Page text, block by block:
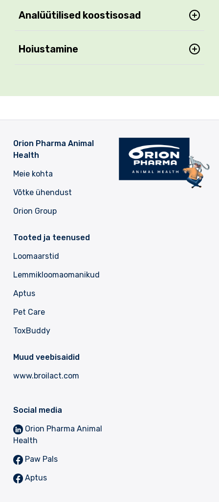
Analüütilised koostisosad
Hoiustamine
Orion Pharma Animal
Health
Meie kohta
Võtke ühendust
Orion Group
Tooted ja teenused
Loomaarstid
Lemmikloomaomanikud
Aptus
Pet Care
ToxBuddy
Muud veebisaidid
www.broilact.com
Social media
Orion Pharma Animal
Health
Paw Pals
Aptus